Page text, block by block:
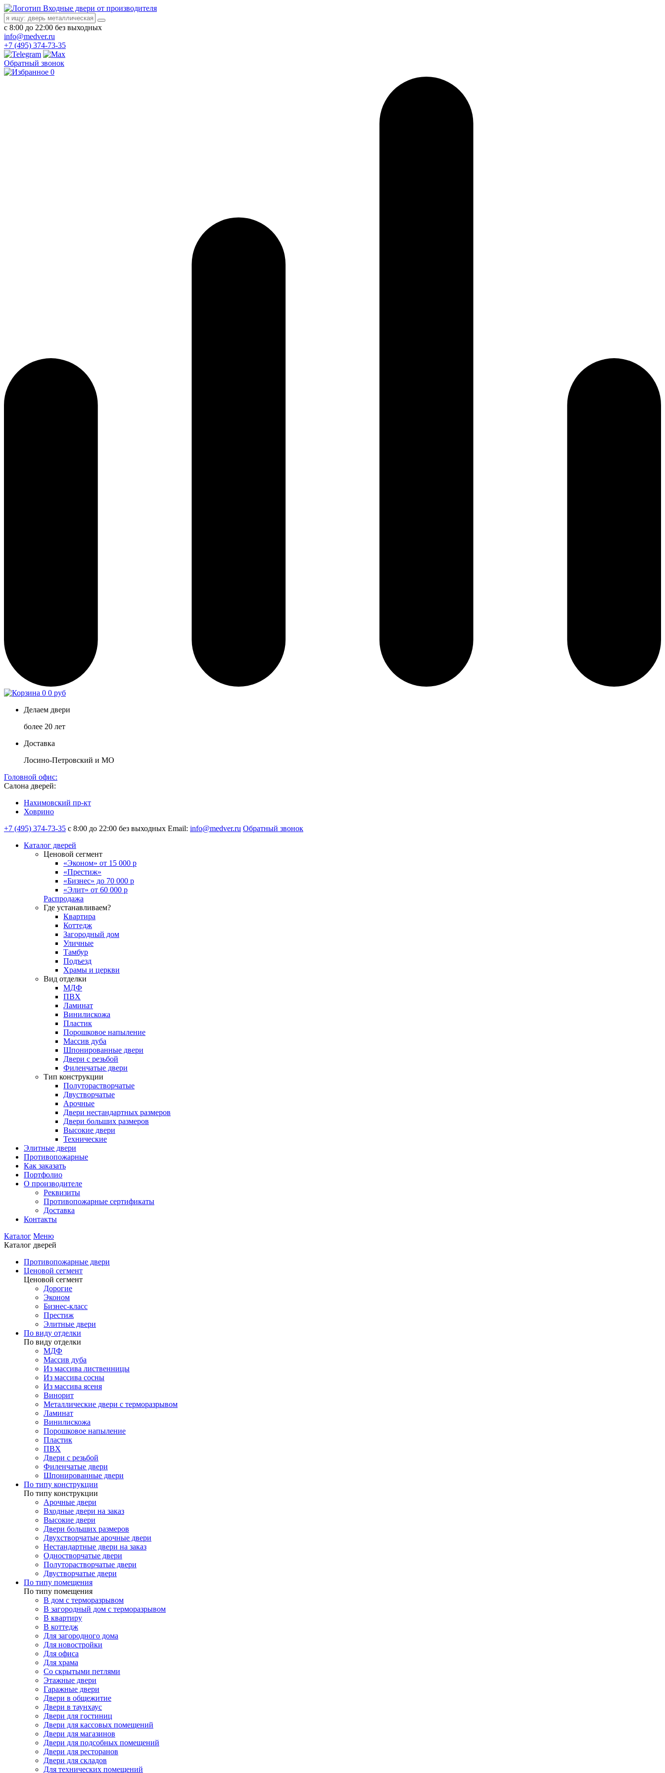
Входные двери от производителя
с 8:00 до 22:00 без выходных
info@medver.ru
+7 (495) 374-73-35
Обратный звонок
0
0 0 руб
Делаем двери
более 20 лет
Доставка
Лосино-Петровский и МО
Головной офис:
Салона дверей:
Нахимовский пр-кт
Ховрино
+7 (495) 374-73-35 с 8:00 до 22:00 без выходных Email: info@medver.ru Обратный звонок
Каталог дверей
Ценовой сегмент
«Эконом» от 15 000 р
«Престиж»
«Бизнес» до 70 000 р
«Элит» от 60 000 р
Распродажа
Где устанавливаем?
Квартира
Коттедж
Загородный дом
Уличные
Тамбур
Подъезд
Храмы и церкви
Вид отделки
МДФ
ПВХ
Ламинат
Винилискожа
Пластик
Порошковое напыление
Массив дуба
Шпонированные двери
Двери с резьбой
Филенчатые двери
Тип конструкции
Полуторастворчатые
Двустворчатые
Арочные
Двери нестандартных размеров
Двери больших размеров
Высокие двери
Технические
Элитные двери
Противопожарные
Как заказать
Портфолио
О производителе
Реквизиты
Противопожарные сертификаты
Доставка
Контакты
Каталог Меню
Каталог дверей
Противопожарные двери
Ценовой сегмент
Ценовой сегмент
Дорогие
Эконом
Бизнес-класс
Престиж
Элитные двери
По виду отделки
По виду отделки
МДФ
Массив дуба
Из массива лиственницы
Из массива сосны
Из массива ясеня
Винорит
Металлические двери с терморазрывом
Ламинат
Винилискожа
Порошковое напыление
Пластик
ПВХ
Двери с резьбой
Филенчатые двери
Шпонированные двери
По типу конструкции
По типу конструкции
Арочные двери
Входные двери на заказ
Высокие двери
Двери больших размеров
Двухстворчатые арочные двери
Нестандартные двери на заказ
Одностворчатые двери
Полуторастворчатые двери
Двустворчатые двери
По типу помещения
По типу помещения
В дом с терморазрывом
В загородный дом с терморазрывом
В квартиру
В коттедж
Для загородного дома
Для новостройки
Для офиса
Для храма
Со скрытыми петлями
Этажные двери
Гаражные двери
Двери в общежитие
Двери в таунхаус
Двери для гостиниц
Двери для кассовых помещений
Двери для магазинов
Двери для подсобных помещений
Двери для ресторанов
Двери для складов
Для технических помещений